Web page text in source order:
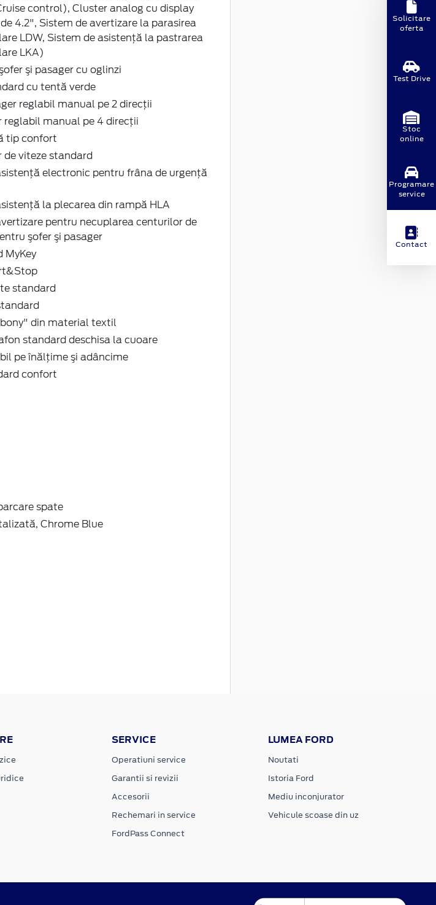
control), Cluster analog cu display
4.2", Sistem de avertizare la parasirea
LDW, Sistem de asistenţă la pastrarea
LKA)
şi pasager cu oglinzi
cu tentă verde
reglabil manual pe 2 direcţii
reglabil manual pe 4 direcţii
tip confort
de viteze standard
electronic pentru frâna de urgenţă
la plecarea din rampă HLA
pentru necuplarea centurilor de
şofer şi pasager
MyKey
standard
din material textil
standard deschisa la cuoare
pe înălţime şi adâncime
confort
spate
Chrome Blue
SERVICE
Operatiuni service
Garantii si revizii
Accesorii
Rechemari in service
FordPass Connect
LUMEA FORD
Noutati
Istoria Ford
Mediu inconjurator
Vehicule scoase din uz
Solicitare
oferta
Test Drive
Stoc
online
Programare
service
Contact